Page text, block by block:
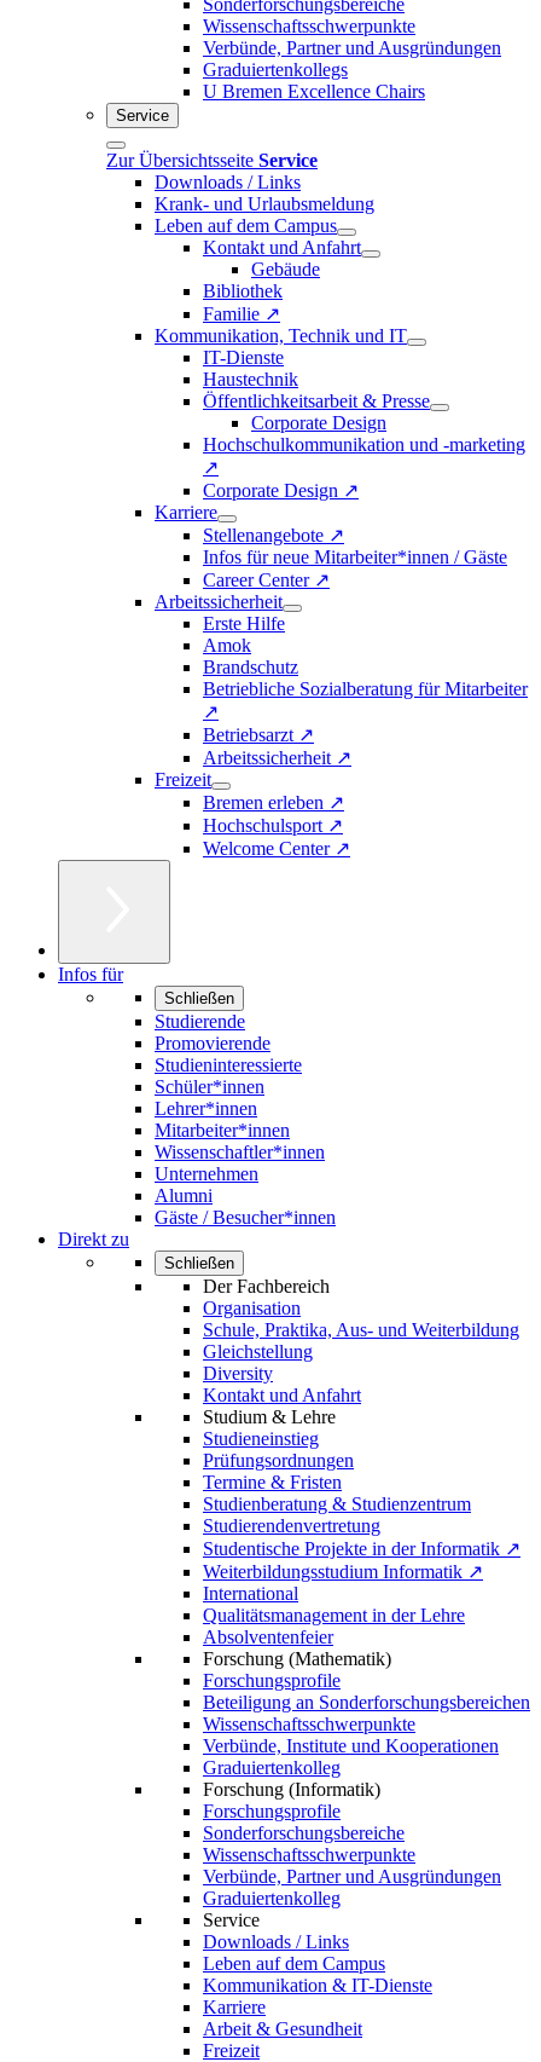
Wissenschaftsschwerpunkte
Verbünde, Partner und Ausgründungen
Graduiertenkollegs
U Bremen Excellence Chairs
Service
Zur Übersichtsseite Service
Downloads / Links
Krank- und Urlaubsmeldung
Leben auf dem Campus
Kontakt und Anfahrt
Gebäude
Bibliothek
Familie ↗
Kommunikation, Technik und IT
IT-Dienste
Haustechnik
Öffentlichkeitsarbeit & Presse
Corporate Design
Hochschulkommunikation und -marketing
↗
Corporate Design ↗
Karriere
Stellenangebote ↗
Infos für neue Mitarbeiter*innen / Gäste
Career Center ↗
Arbeitssicherheit
Erste Hilfe
Amok
Brandschutz
Betriebliche Sozialberatung für Mitarbeiter
↗
Betriebsarzt ↗
Arbeitssicherheit ↗
Freizeit
Bremen erleben ↗
Hochschulsport ↗
Welcome Center ↗
Infos für
Schließen
Studierende
Promovierende
Studieninteressierte
Schüler*innen
Lehrer*innen
Mitarbeiter*innen
Wissenschaftler*innen
Unternehmen
Alumni
Gäste / Besucher*innen
Direkt zu
Schließen
Der Fachbereich
Organisation
Schule, Praktika, Aus- und Weiterbildung
Gleichstellung
Diversity
Kontakt und Anfahrt
Studium & Lehre
Studieneinstieg
Prüfungsordnungen
Termine & Fristen
Studienberatung & Studienzentrum
Studierendenvertretung
Studentische Projekte in der Informatik ↗
Weiterbildungsstudium Informatik ↗
International
Qualitätsmanagement in der Lehre
Absolventenfeier
Forschung (Mathematik)
Forschungsprofile
Beteiligung an Sonderforschungsbereichen
Wissenschaftsschwerpunkte
Verbünde, Institute und Kooperationen
Graduiertenkolleg
Forschung (Informatik)
Forschungsprofile
Sonderforschungsbereiche
Wissenschaftsschwerpunkte
Verbünde, Partner und Ausgründungen
Graduiertenkolleg
Service
Downloads / Links
Leben auf dem Campus
Kommunikation & IT-Dienste
Karriere
Arbeit & Gesundheit
Freizeit